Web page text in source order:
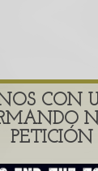
CON
PETICIÓN